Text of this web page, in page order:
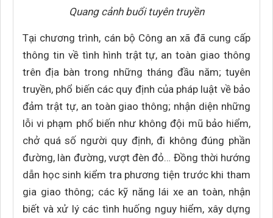
Quang cảnh buổi tuyên truyền
Tại chương trình, cán bộ Công an xã đã cung cấp
thông tin về tình hình trật tự, an toàn giao thông
trên địa bàn trong những tháng đầu năm; tuyên
truyền, phổ biến các quy định của pháp luật về bảo
đảm trật tự, an toàn giao thông; nhận diện những
lỗi vi phạm phổ biến như không đội mũ bảo hiểm,
chở quá số người quy định, đi không đúng phần
đường, làn đường, vượt đèn đỏ… Đồng thời hướng
dẫn học sinh kiểm tra phương tiện trước khi tham
gia giao thông; các kỹ năng lái xe an toàn, nhận
biết và xử lý các tình huống nguy hiểm, xây dựng